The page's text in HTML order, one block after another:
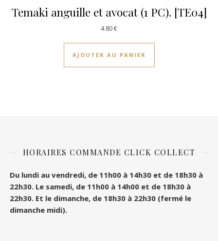
Temaki anguille et avocat (1 PC). [TE04]
4.80€
AJOUTER AU PANIER
HORAIRES COMMANDE CLICK COLLECT
Du lundi au vendredi, de 11h00 à 14h30 et de 18h30 à
22h30. Le samedi, de 11h00 à 14h00 et de 18h30 à
22h30. Et le dimanche, de 18h30 à 22h30 (fermé le
dimanche midi).